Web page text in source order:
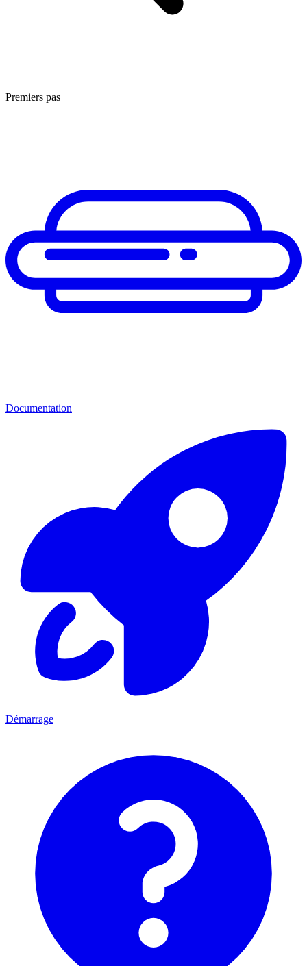
Premiers pas
Documentation
Démarrage